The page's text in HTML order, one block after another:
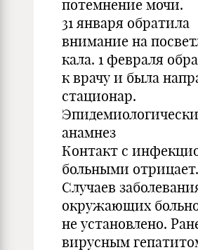
потемнение мочи.
31 января обратила
внимание на
кала. 1 февраля
к врачу и была
стационар.
анамнез
Контакт с
больными отрицает.
Случаев
окружающих
не установлено.
вирусным